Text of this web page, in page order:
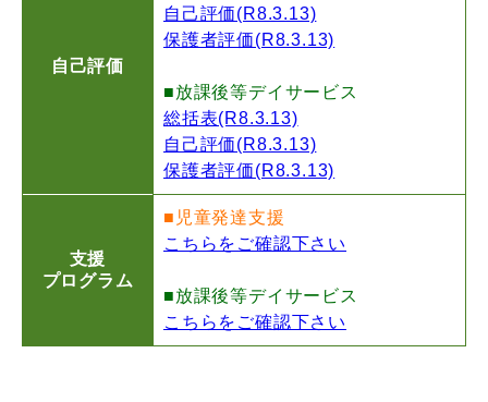
自己評価
自己評価(R8.3.13)
保護者評価(R8.3.13)
■放課後等デイサービス
総括表(R8.3.13)
自己評価(R8.3.13)
保護者評価(R8.3.13)
支援
プログラム
■児童発達支援
こちらをご確認下さい
■放課後等デイサービス
こちらをご確認下さい